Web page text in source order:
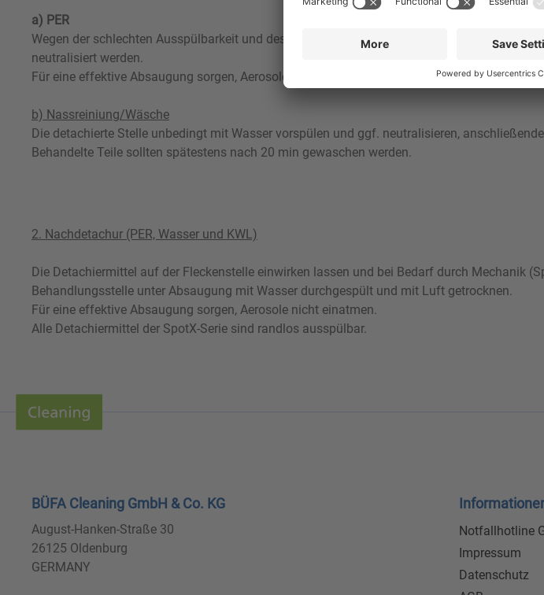
a) PER
Wegen der schlechten Ausspülbarkeit und des niedrigen pH-Wertes, muss nach den
neutralisiert werden.
Für eine effektive Absaugung sorgen, Aerosole nicht einatmen.
b) Nassreiniung/Wäsche
Die detachierte Stelle unbedingt mit Wasser vorspülen und ggf. neutralisieren,
Behandelte Teile sollten spätestens nach 20 min gewaschen werden.
2. Nachdetachur (PER, Wasser und KWL)
Die Detachiermittel auf der Fleckenstelle einwirken lassen und bei Bedarf durch Mechanik
Behandlungsstelle unter Absaugung mit Wasser durchgespült und mit Luft getrocknen.
Für eine effektive Absaugung sorgen, Aerosole nicht einatmen.
Alle Detachiermittel der SpotX-Serie sind randlos ausspülbar.
BÜFA Cleaning GmbH & Co. KG
August-Hanken-Straße 30
26125 Oldenburg
GERMANY
Notfallhotline
Impressum
Datenschutz